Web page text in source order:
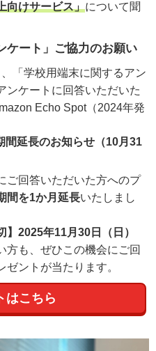
向けサービス」について聞
ケート」ご協力のお願い
「学校用端末に関するアン
ンケートに回答いただいた
Echo Spot（2024年発
間延長のお知らせ（10月31
回答いただいた方へのプ
間を1か月延長いたしまし
】2025年11月30日（日）
も、ぜひこの機会にご回
ントが当たります。
はこちら